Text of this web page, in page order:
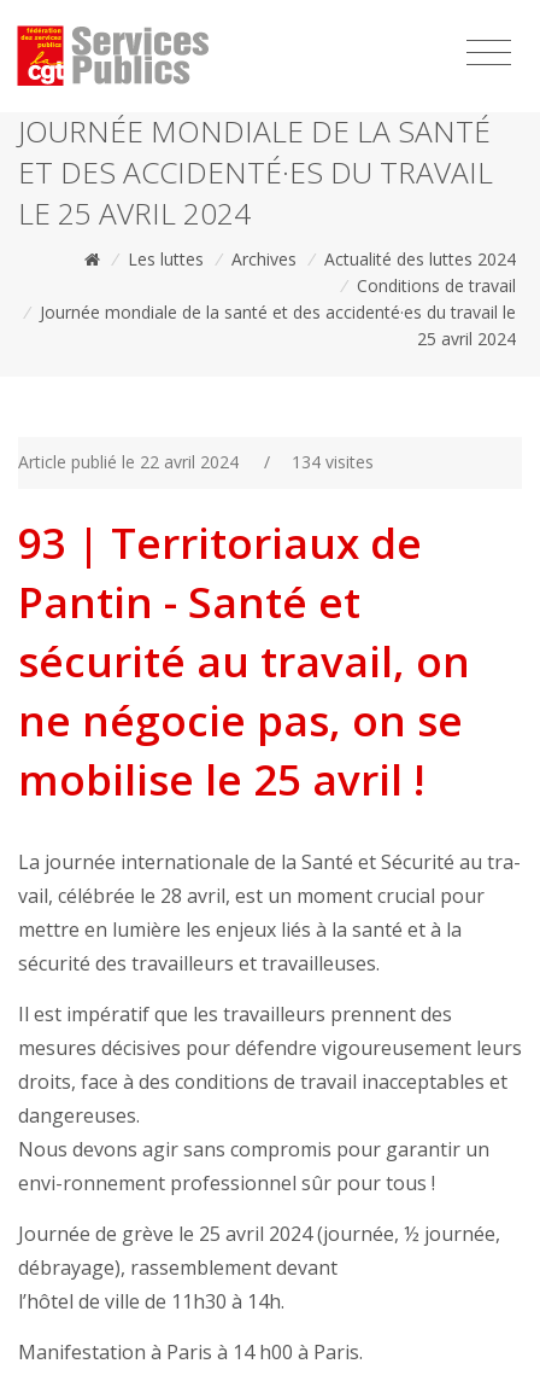
JOURNÉE MONDIALE DE LA SANTÉ
ET DES ACCIDENTÉ·ES DU TRAVAIL
LE 25 AVRIL 2024
/ Les luttes / Archives / Actualité des luttes 2024
/ Conditions de travail
/ Journée mondiale de la santé et des accidenté·es du travail le
25 avril 2024
Article publié le 22 avril 2024 / 134 visites
93 | Territoriaux de
Pantin - Santé et
sécurité au travail, on
ne négocie pas, on se
mobilise le 25 avril !
La journée internationale de la Santé et Sécurité au tra-
vail, célébrée le 28 avril, est un moment crucial pour
mettre en lumière les enjeux liés à la santé et à la
sécurité des travailleurs et travailleuses.
Il est impératif que les travailleurs prennent des
mesures décisives pour défendre vigoureusement leurs
droits, face à des conditions de travail inacceptables et
dangereuses.
Nous devons agir sans compromis pour garantir un
envi-ronnement professionnel sûr pour tous !
Journée de grève le 25 avril 2024 (journée, ½ journée,
débrayage), rassemblement devant
l’hôtel de ville de 11h30 à 14h.
Manifestation à Paris à 14 h00 à Paris.